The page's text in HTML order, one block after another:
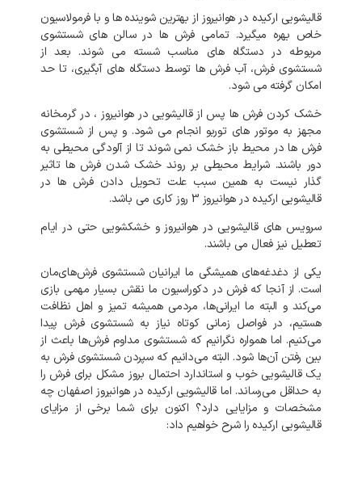
قالیشویی ارکیده در هوانیروز از بهترین شوینده ها و با فرمولاسیون
خاص بهره میگیرد. تمامی فرش ها در سالن های شستشوی
مربوطه در دستگاه های مناسب شسته می شوند. بعد از
شستشوی فرش، آب فرش ها توسط دستگاه های آبگیری، تا حد
امکان گرفته می شود.
خشک کردن فرش ها پس از قالیشویی در هوانیروز ، در گرمخانه
مجهز به موتور های توربو انجام می شود. و پس از شستشوی
فرش ها در محیط باز خشک نمی شوند تا از آلودگی محیطی به
دور باشند. شرایط محیطی بر روند خشک شدن فرش ها تاثیر
گذار نیست به همین سبب علت تحویل دادن فرش ها در
قالیشویی ارکیده در هوانیروز 3 روز کاری می باشد.
سرویس های قالیشویی در هوانیروز و خشکشویی حتی در ایام
تعطیل نیز فعال می باشند.
یکی از دغدغه‌های همیشگی ما ایرانیان شستشوی فرش‌های‌مان
است. از آنجا که فرش در دکوراسیون ما نقش بسیار مهمی بازی
می‌کند و البته ما ایرانی‌ها، مردمی همیشه تمیز و اهل نظافت
هستیم، در فواصل زمانی کوتاه نیاز به شستشوی فرش پیدا
می‌کنیم. اما همواره نگرانیم که شستشوی مداوم فرش‌ها باعث از
بین رفتن آن‌ها شود. البته می‌دانیم که سپردن شستشوی فرش به
یک قالیشویی خوب و استاندارد احتمال بروز مشکل برای فرش را
به‌ حداقل می‌رساند. اما قالیشویی ارکیده در هوانیروز اصفهان چه
مشخصات و مزایایی دارد؟ اکنون برای شما برخی از مزایای
قالیشویی ارکیده را شرح خواهیم داد: